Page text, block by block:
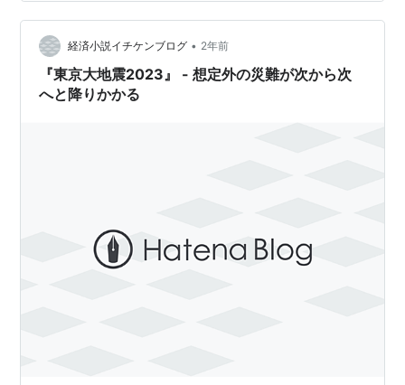
のプロセスをリアルに描いた作品です。主人公は、カメ
ラマンの山本達也とフリーライターの天堂ゆかり。4ケ月
先に結婚式を控えるカップルです。 [おもしろさ] 静かに
始まり、激しく、かつ恐ろしく終わる 本書の特色は、動
物たちの異常行動や「低周波地震数の…
経済小説イチケンブログ • 2年前
『東京大地震2023』 - 想定外の災難が次から次
へと降りかかる